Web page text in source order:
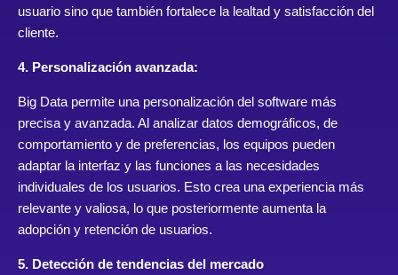
usuario sino que también fortalece la lealtad y satisfacción del
cliente.
4. Personalización avanzada:
Big Data permite una personalización del software más
precisa y avanzada. Al analizar datos demográficos, de
comportamiento y de preferencias, los equipos pueden
adaptar la interfaz y las funciones a las necesidades
individuales de los usuarios. Esto crea una experiencia más
relevante y valiosa, lo que posteriormente aumenta la
adopción y retención de usuarios.
5. Detección de tendencias del mercado